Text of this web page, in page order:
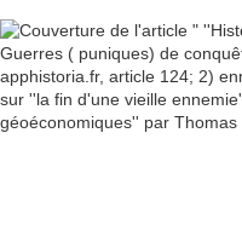
Thomas Germain